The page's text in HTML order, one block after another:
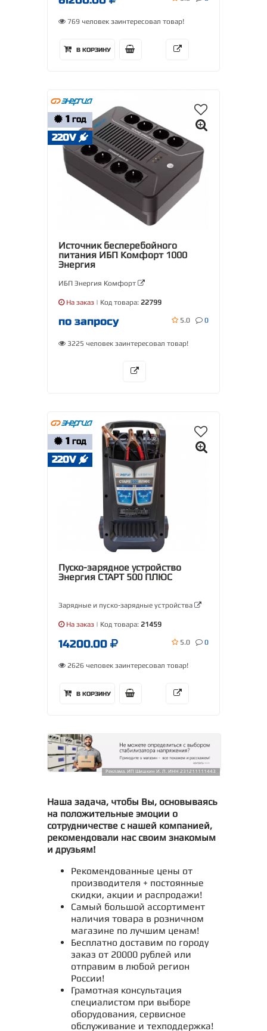
769 человек заинтересовал товар!
В КОРЗИНУ
1 ГОД
220V
Источник бесперебойного
питания ИБП Комфорт 1000
Энергия
ИБП Энергия Комфорт
На заказ | Код товара: 22799
по запросу 5.0 0
3225 человек заинтересовал товар!
1 ГОД
220V
Пуско-зарядное устройство
Энергия СТАРТ 500 ПЛЮС
Зарядные и пуско-зарядные устройства
На заказ | Код товара: 21459
14200.00 5.0 0
2626 человек заинтересовал товар!
В КОРЗИНУ
Реклама. ИП Шишкин И. Л. ИНН 231211111443
Наша задача, чтобы Вы, основываясь
на положительные эмоции о
сотрудничестве с нашей компанией,
рекомендовали нас своим знакомым
и друзьям!
Рекомендованные цены от
производителя + постоянные
скидки, акции и распродажи!
Самый большой ассортимент
наличия товара в розничном
магазине по лучшим ценам!
Бесплатно доставим по городу
заказ от 20000 рублей или
отправим в любой регион
России!
Грамотная консультация
специалистом при выборе
оборудования, сервисное
обслуживание и техподдержка!